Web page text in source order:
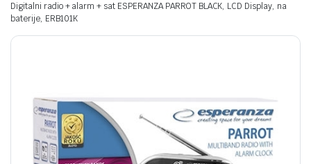
Digitalni radio + alarm + sat ESPERANZA PARROT BLACK, LCD Display, na
baterije, ERB101K